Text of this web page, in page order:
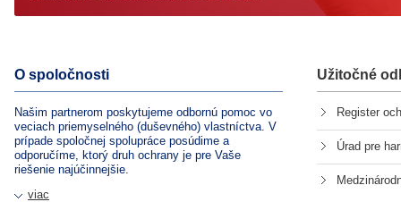
O spoločnosti
Našim partnerom poskytujeme odbornú pomoc vo
veciach priemyselného (duševného) vlastníctva. V
prípade spoločnej spolupráce posúdime a
odporučíme, ktorý druh ochrany je pre Vaše
riešenie najúčinnejšie.
viac
Užitočné
Register
Úrad pre